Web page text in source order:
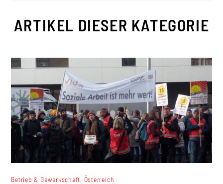
ARTIKEL DIESER KATEGORIE
Betrieb & Gewerkschaft Österreich